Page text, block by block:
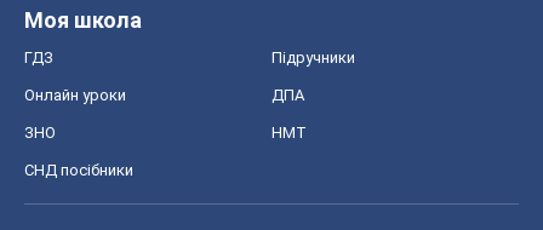
Моя школа
ГДЗ Підручники
Онлайн уроки ДПА
ЗНО НМТ
СНД посібники